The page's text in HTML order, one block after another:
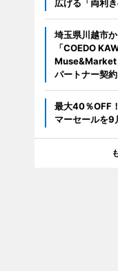
広げる「両利
埼玉県川越市
「COEDO
Muse&Market
パートナー契
最大40％OFF
マーセールを